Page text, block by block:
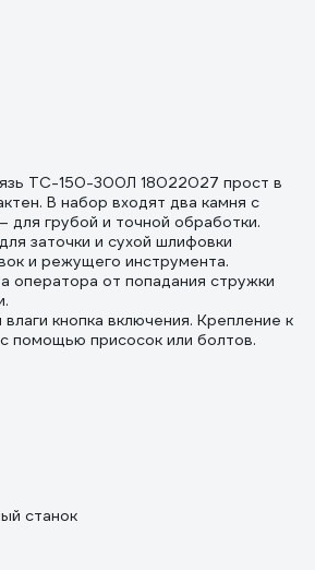
ТС-150-300Л 18022027 прост в
В набор входят два камня с
для грубой и точной обработки.
заточки и сухой шлифовки
и режущего инструмента.
оператора от попадания стружки
кнопка включения. Крепление к
помощью присосок или болтов.
станок